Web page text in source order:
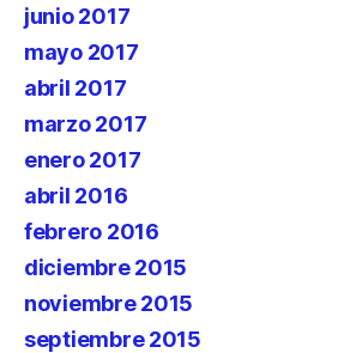
junio 2017
mayo 2017
abril 2017
marzo 2017
enero 2017
abril 2016
febrero 2016
diciembre 2015
noviembre 2015
septiembre 2015